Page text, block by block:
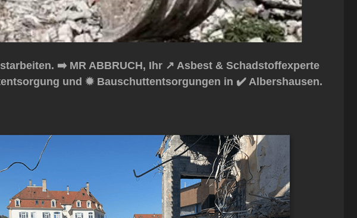
➡️ MR ABBRUCH, Ihr ↗️ Asbest & Schadstoffexperte
und ✹ Bauschuttentsorgungen in ✔️ Albershausen.